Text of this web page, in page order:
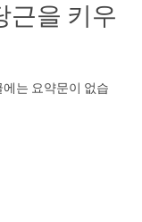
근을 키우
에는 요약문이 없습